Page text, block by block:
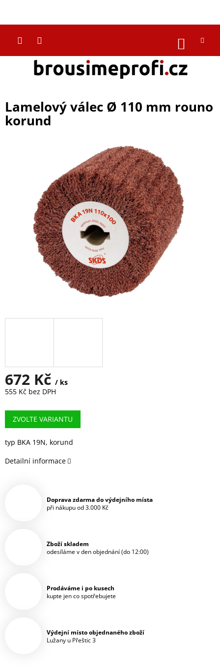
obsah
KOŠÍK
Lamelový válec Ø 110 mm rouno
korund
672 Kč / ks
555 Kč bez DPH
cena:
ZVOLTE VARIANTU
typ BKA 19N, korund
Detailní informace
Doprava zdarma do výdejního místa
při nákupu od 3.000 Kč
Zboží skladem
odesíláme v den objednání (do 12:00)
Prodáváme i po kusech
kupte jen co spotřebujete
Výdejní místo objednaného zboží
Lužany u Přeštic 3